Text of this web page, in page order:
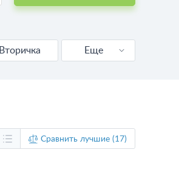
Вторичка
Еще
Сравнить лучшие (17)